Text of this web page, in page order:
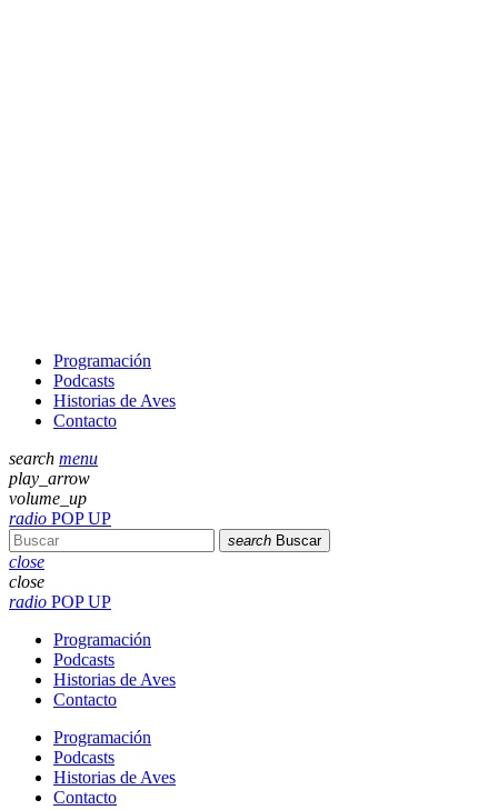
Programación
Podcasts
Historias de Aves
Contacto
search menu
play_arrow
volume_up
radio POP UP
search Buscar
close
close
radio POP UP
Programación
Podcasts
Historias de Aves
Contacto
Programación
Podcasts
Historias de Aves
Contacto